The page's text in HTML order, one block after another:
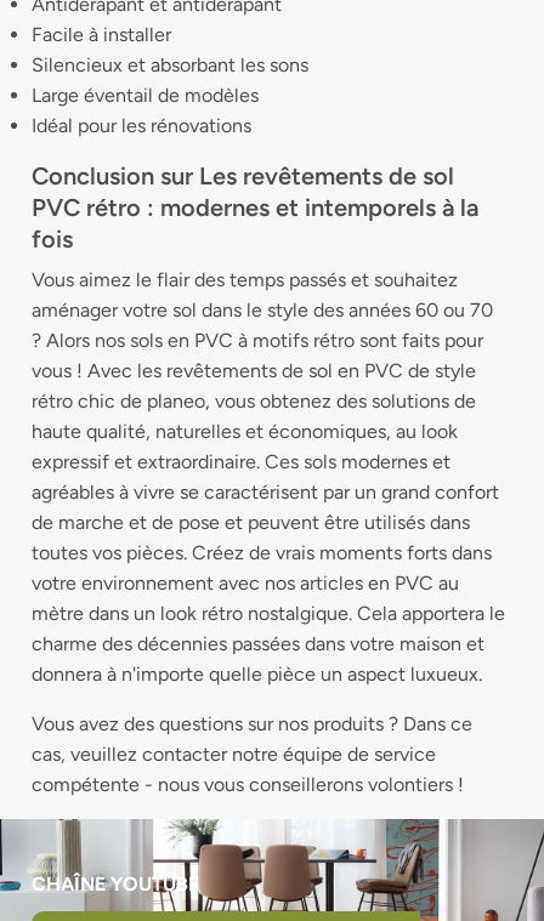
Facile à installer
Silencieux et absorbant les sons
Large éventail de modèles
Idéal pour les rénovations
Conclusion sur Les revêtements de sol
PVC rétro : modernes et intemporels à la
fois
Vous aimez le flair des temps passés et souhaitez
aménager votre sol dans le style des années 60 ou 70
? Alors nos sols en PVC à motifs rétro sont faits pour
vous ! Avec les revêtements de sol en PVC de style
rétro chic de planeo, vous obtenez des solutions de
haute qualité, naturelles et économiques, au look
expressif et extraordinaire. Ces sols modernes et
agréables à vivre se caractérisent par un grand confort
de marche et de pose et peuvent être utilisés dans
toutes vos pièces. Créez de vrais moments forts dans
votre environnement avec nos articles en PVC au
mètre dans un look rétro nostalgique. Cela apportera le
charme des décennies passées dans votre maison et
donnera à n'importe quelle pièce un aspect luxueux.
Vous avez des questions sur nos produits ? Dans ce
cas, veuillez contacter notre équipe de service
compétente - nous vous conseillerons volontiers !
CHAÎNE YOUTUBE